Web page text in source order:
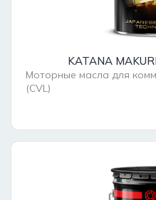
KATANA
Моторные масла для
(CVL)